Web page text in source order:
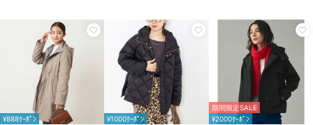
¥888ｸｰﾎﾟﾝ ¥1000ｸｰﾎﾟﾝ
期間限定SALE
¥2000ｸｰﾎﾟﾝ